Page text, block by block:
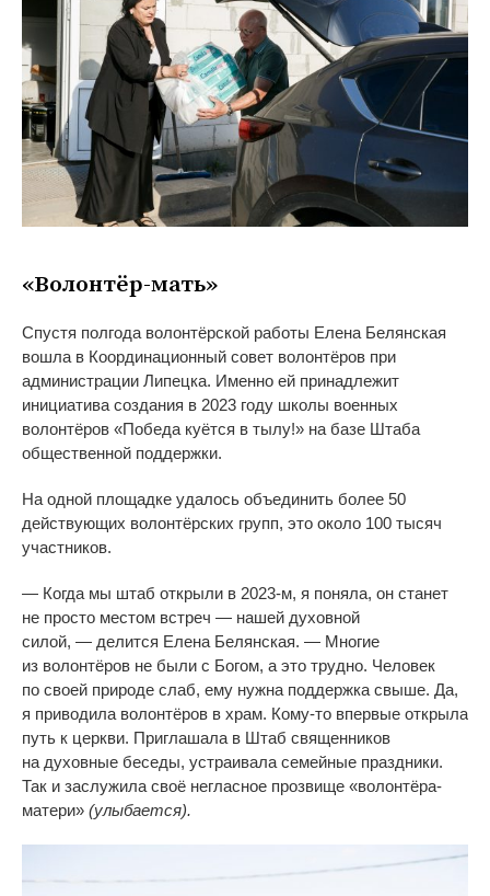
«Волонтёр-мать»
Спустя полгода волонтёрской работы Елена Белянская
вошла в Координационный совет волонтёров при
администрации Липецка. Именно ей принадлежит
инициатива создания в 2023 году школы военных
волонтёров «Победа куётся в тылу!» на базе Штаба
общественной поддержки.
На одной площадке удалось объединить более 50
действующих волонтёрских групп, это около 100 тысяч
участников.
— Когда мы штаб открыли в 2023-м, я поняла, он станет
не просто местом встреч — нашей духовной
силой, — делится Елена Белянская. — Многие
из волонтёров не были с Богом, а это трудно. Человек
по своей природе слаб, ему нужна поддержка свыше. Да,
я приводила волонтёров в храм. Кому-то впервые открыла
путь к церкви. Приглашала в Штаб священников
на духовные беседы, устраивала семейные праздники.
Так и заслужила своё негласное прозвище «волонтёра-
матери» (улыбается).